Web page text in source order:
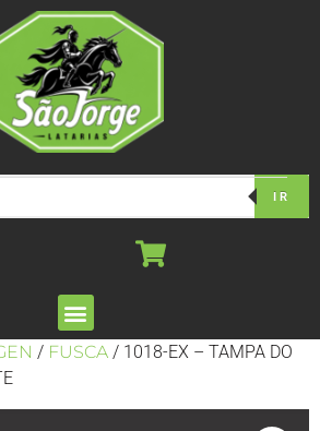
IR
/ FUSCA / 1018-EX – TAMPA DO